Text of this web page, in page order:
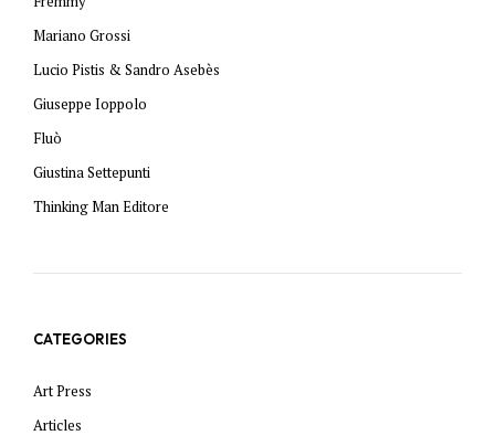
Mariano Grossi
Lucio Pistis & Sandro Asebès
Giuseppe Ioppolo
Fluò
Giustina Settepunti
Thinking Man Editore
CATEGORIES
Art Press
Articles